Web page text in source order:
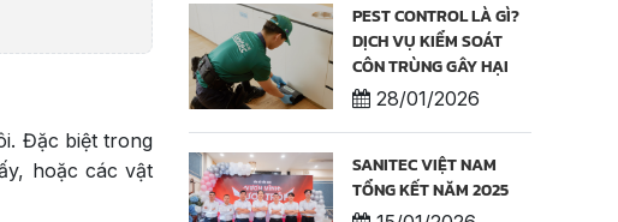
Đặc biệt trong
hoặc các vật
PEST CONTROL LÀ GÌ?
DỊCH VỤ KIỂM SOÁT
CÔN TRÙNG GÂY HẠI
28/01/2026
SANITEC VIỆT NAM
TỔNG KẾT NĂM 2025